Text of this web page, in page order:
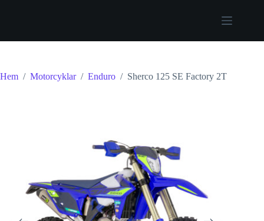
Hem / Motorcyklar / Enduro / Sherco 125 SE Factory 2T